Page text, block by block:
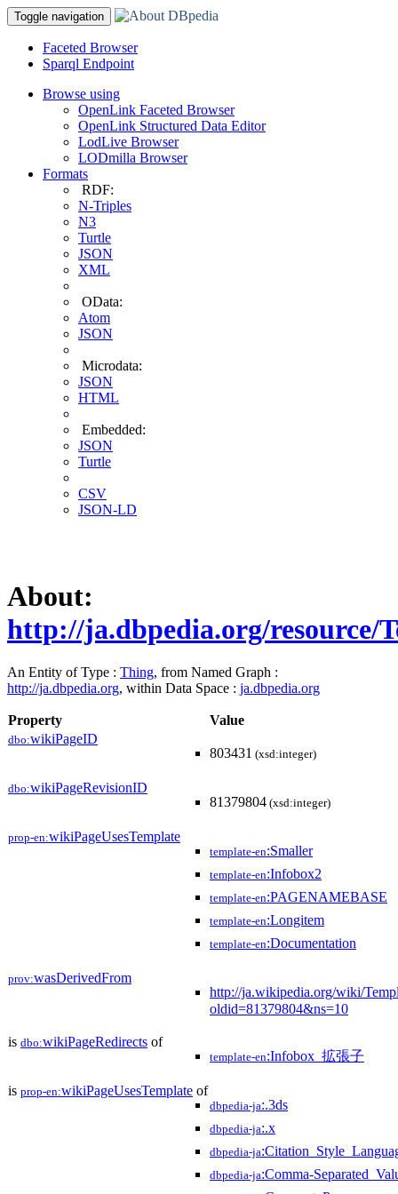
Toggle navigation
Faceted Browser
Sparql Endpoint
Browse using
OpenLink Faceted Browser
OpenLink Structured Data Editor
LodLive Browser
LODmilla Browser
Formats
RDF:
N-Triples
N3
Turtle
JSON
XML
OData:
Atom
JSON
Microdata:
JSON
HTML
Embedded:
JSON
Turtle
CSV
JSON-LD
About:
http://ja.dbpedia.org/resource/
An Entity of Type : Thing, from Named Graph :
http://ja.dbpedia.org, within Data Space : ja.dbpedia.org
Property Value
dbo:wikiPageID
803431 (xsd:integer)
dbo:wikiPageRevisionID
81379804 (xsd:integer)
prop-en:wikiPageUsesTemplate
template-en:Smaller
template-en:Infobox2
template-en:PAGENAMEBASE
template-en:Longitem
template-en:Documentation
prov:wasDerivedFrom
http://ja.wikipedia.org/wiki/
oldid=81379804&ns=10
is dbo:wikiPageRedirects of
template-en:Infobox_拡張子
is prop-en:wikiPageUsesTemplate of
dbpedia-ja:.3ds
dbpedia-ja:.x
dbpedia-ja
dbpedia-ja:Comma-